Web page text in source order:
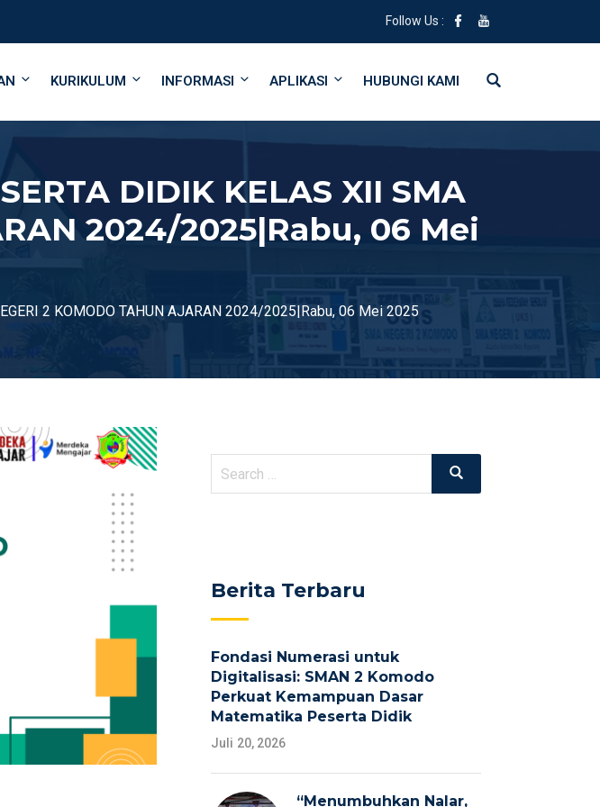
Follow Us :
KURIKULUM INFORMASI APLIKASI HUBUNGI KAMI
DIDIK KELAS XII SMA
2024/2025|Rabu, 06 Mei
2 KOMODO TAHUN AJARAN 2024/2025|Rabu, 06 Mei 2025
Search
Search
Berita Terbaru
Fondasi Numerasi untuk
Digitalisasi: SMAN 2 Komodo
Perkuat Kemampuan Dasar
Matematika Peserta Didik
Juli 20, 2026
“Menumbuhkan Nalar,